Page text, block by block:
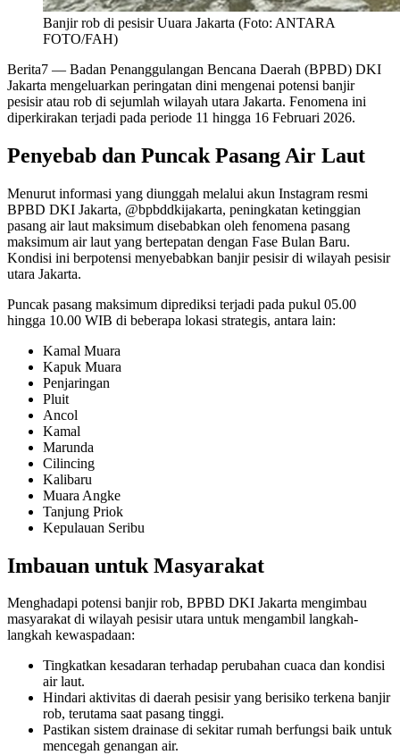
Banjir rob di pesisir Uuara Jakarta (Foto: ANTARA
FOTO/FAH)
Berita7 — Badan Penanggulangan Bencana Daerah (BPBD) DKI
Jakarta mengeluarkan peringatan dini mengenai potensi banjir
pesisir atau rob di sejumlah wilayah utara Jakarta. Fenomena ini
diperkirakan terjadi pada periode 11 hingga 16 Februari 2026.
Penyebab dan Puncak Pasang Air Laut
Menurut informasi yang diunggah melalui akun Instagram resmi
BPBD DKI Jakarta, @bpbddkijakarta, peningkatan ketinggian
pasang air laut maksimum disebabkan oleh fenomena pasang
maksimum air laut yang bertepatan dengan Fase Bulan Baru.
Kondisi ini berpotensi menyebabkan banjir pesisir di wilayah pesisir
utara Jakarta.
Puncak pasang maksimum diprediksi terjadi pada pukul 05.00
hingga 10.00 WIB di beberapa lokasi strategis, antara lain:
Kamal Muara
Kapuk Muara
Penjaringan
Pluit
Ancol
Kamal
Marunda
Cilincing
Kalibaru
Muara Angke
Tanjung Priok
Kepulauan Seribu
Imbauan untuk Masyarakat
Menghadapi potensi banjir rob, BPBD DKI Jakarta mengimbau
masyarakat di wilayah pesisir utara untuk mengambil langkah-
langkah kewaspadaan:
Tingkatkan kesadaran terhadap perubahan cuaca dan kondisi
air laut.
Hindari aktivitas di daerah pesisir yang berisiko terkena banjir
rob, terutama saat pasang tinggi.
Pastikan sistem drainase di sekitar rumah berfungsi baik untuk
mencegah genangan air.